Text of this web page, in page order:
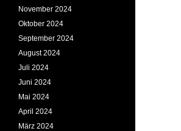
November 2024
Oktober 2024
September 2024
August 2024
Juli 2024
Juni 2024
Mai 2024
April 2024
März 2024